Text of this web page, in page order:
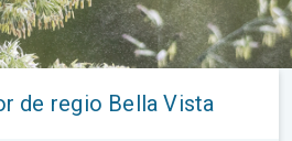
de regio Bella Vista